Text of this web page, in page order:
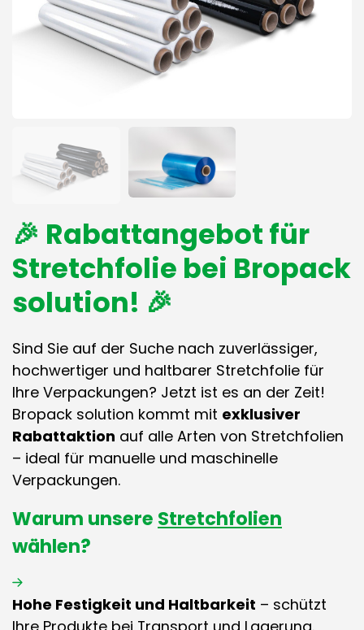
🎉 Rabattangebot für
Stretchfolie bei Bropack
solution! 🎉
Sind Sie auf der Suche nach zuverlässiger,
hochwertiger und haltbarer Stretchfolie für
Ihre Verpackungen? Jetzt ist es an der Zeit!
Bropack solution kommt mit exklusiver
Rabattaktion auf alle Arten von Stretchfolien
– ideal für manuelle und maschinelle
Verpackungen.
Warum unsere Stretchfolien
wählen?
Hohe Festigkeit und Haltbarkeit – schützt